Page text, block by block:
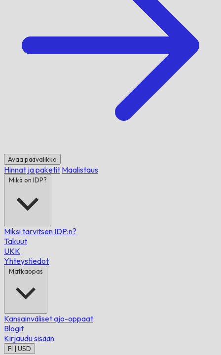
Avaa päävalikko
Hinnat ja paketit Maalistaus
Mikä on IDP?
Miksi tarvitsen IDP:n?
Takuut
UKK
Yhteystiedot
Matkaopas
Kansainväliset ajo-oppaat
Blogit
Kirjaudu sisään
FI | USD